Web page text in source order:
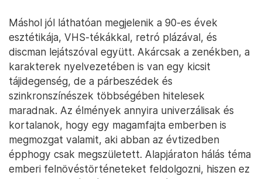
Máshol jól láthatóan megjelenik a 90-es évek
esztétikája, VHS-tékákkal, retró plázával, és
discman lejátszóval együtt. Akárcsak a zenékben, a
karakterek nyelvezetében is van egy kicsit
tájidegenség, de a párbeszédek és
szinkronszínészek többségében hitelesek
maradnak. Az élmények annyira univerzálisak és
kortalanok, hogy egy magamfajta emberben is
megmozgat valamit, aki abban az évtizedben
épphogy csak megszületett. Alapjáraton hálás téma
emberi felnövéstörténeteket feldolgozni, hiszen ez